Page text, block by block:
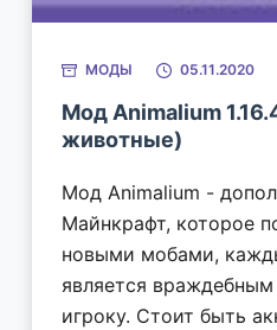
МОДЫ 05.11.2020
Мод Animalium
животные)
Мод Animalium -
Майнкрафт, которое
новыми мобами,
является
игроку. Стоит быть